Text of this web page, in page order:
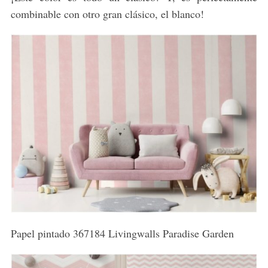
combinable con otro gran clásico, el blanco!
Papel pintado 367184 Livingwalls Paradise Garden